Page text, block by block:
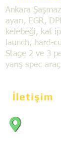
Ankara
ayarı, EGR,
kelebeği, kat
launch, hard-
Stage 2 ve 3
yarış spec
İletişim